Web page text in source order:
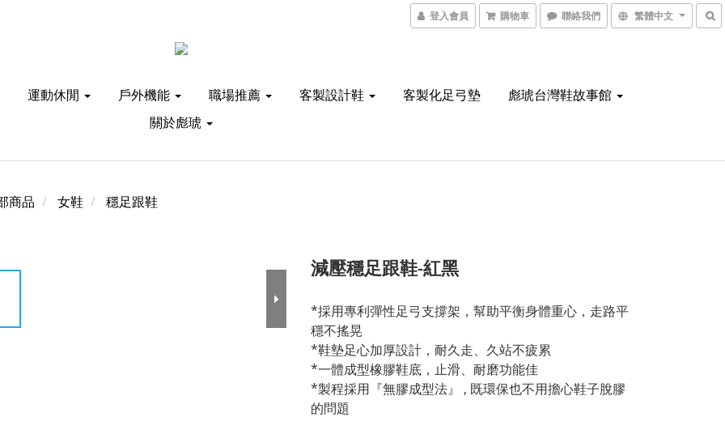
登入會員 購物車 聯絡我們 繁體中文
運動休閒 戶外機能 職場推薦 客製設計鞋 客製化足弓墊
彪琥台灣鞋故事館
關於彪琥
商品 女鞋 穩足跟鞋
減壓穩足跟鞋-紅黑
*採用專利彈性足弓支撐架，幫助平衡身體重心，走路平
穩不搖晃
*鞋墊足心加厚設計，耐久走、久站不疲累
*一體成型橡膠鞋底，止滑、耐磨功能佳
*製程採用『無膠成型法』 , 既環保也不用擔心鞋子脫膠
的問題